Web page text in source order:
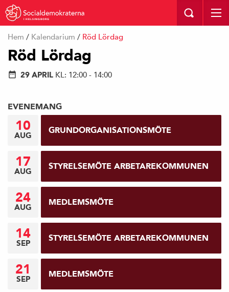
I HELSINGBORG
Hem / Kalendarium / Röd Lördag
Röd Lördag
29 APRIL KL: 12:00 - 14:00
EVENEMANG
10
AUG GRUNDORGANISATIONSMÖTE
17
AUG STYRELSEMÖTE ARBETAREKOMMUNEN
24
AUG MEDLEMSMÖTE
14
SEP STYRELSEMÖTE ARBETAREKOMMUNEN
21
SEP MEDLEMSMÖTE